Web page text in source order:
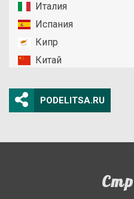
Италия
Испания
Кипр
Китай
PODELITSA.RU